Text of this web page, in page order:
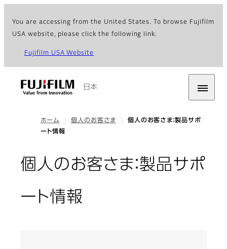
You are accessing from the United States. To browse Fujifilm
USA website, please click the following link.
Fujifilm USA Website
日本
ホーム 個人のお客さま
個人のお客さま：製品サポ
ート情報
個人のお客さま：製品サポ
ート情報